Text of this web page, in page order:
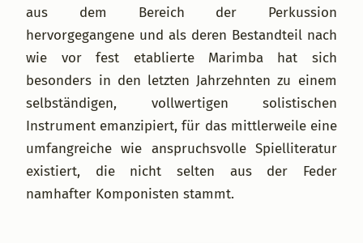
aus dem Bereich der Perkussion
hervorgegangene und als deren Bestandteil nach
wie vor fest etablierte Marimba hat sich
besonders in den letzten Jahrzehnten zu einem
selbständigen, vollwertigen solistischen
Instrument emanzipiert, für das mittlerweile eine
umfangreiche wie anspruchsvolle Spielliteratur
existiert, die nicht selten aus der Feder
namhafter Komponisten stammt.